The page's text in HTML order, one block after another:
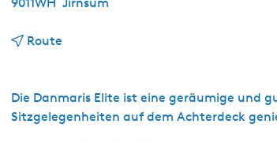
Die Danmaris Elite ist eine geräumige und
Sitzgelegenheiten auf dem Achterdeck
Route
Z
i